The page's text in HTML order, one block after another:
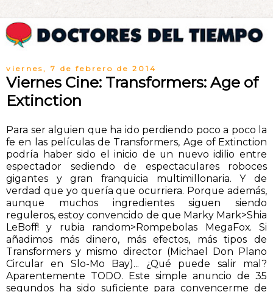
viernes, 7 de febrero de 2014
Viernes Cine: Transformers: Age of
Extinction
Para ser alguien que ha ido perdiendo poco a poco la
fe en las películas de Transformers, Age of Extinction
podría haber sido el inicio de un nuevo idilio entre
espectador sediendo de espectaculares roboces
gigantes y gran franquicia multimillonaria. Y de
verdad que yo quería que ocurriera. Porque además,
aunque muchos ingredientes siguen siendo
reguleros, estoy convencido de que Marky Mark>Shia
LeBoff! y rubia random>Rompebolas MegaFox. Si
añadimos más dinero, más efectos, más tipos de
Transformers y mismo director (Michael Don Plano
Circular en Slo-Mo Bay)... ¿Qué puede salir mal?
Aparentemente TODO. Este simple anuncio de 35
segundos ha sido suficiente para convencerme de